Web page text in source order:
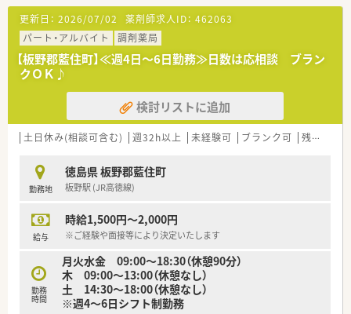
応援体制が整っています。
■薬剤師が働きやすい環境を整える為にも、20坪以上を確保し
ての出店を基準とされている為、広めの調剤室の設計が多いで
す。
〈こんな方にもおススメです〉
■1日フルタイムでのご勤務が難しい方
■枚数少なめですので復帰等で少しずつ慣れていきたい方
などお気軽にお問い合わせください！
【募集背景と求める人物像について】
■今回は欠員補充に伴う急募案件となっており、在宅業務などに
も自ら進んで取り組める方を歓迎しています。
■ブランクのある方でも相談可能であり、前向きに学習を続ける
意欲のある方を募集しています。
■年齢不問で幅広い層の薬剤師を受け入れており、周囲と協力し
ながら円滑に業務を進められる方が理想です。
【法人特徴について】
■徳島県内に15店舗の調剤薬局を展開しており、ドミナント戦
■社長自身が薬剤師であるため現場の視点を大切にしており、働
きやすさを追求した設備投資を続けています。
■全店舗で地域体制加算を算定しており、地域医療の担い手とし
【求人情報について】
援勤務時には時給アップの加算があります。
■パート勤務の方も扶養内での調整が可能であり、それぞれのラ
イフスタイルに合わせた働き方を相談できます。
■土日祝日が休みとなるシフト制を採用しているため、家族との
更新日： 2026/07/02 薬剤師求人ID： 462063
パート・アルバイト
調剤薬局
【板野郡藍住町】≪週4日～6日勤務≫日数は応相談 ブラン
クＯＫ♪
検討リストに追加
土日休み(相談可含む) 週32h以上 未経験可 ブランク可 残業なし(ほぼなし含む)
勤務地
徳島県 板野郡藍住町
板野駅 (JR高徳線)
給与
時給1,500円～2,000円
※ご経験や面接等により決定いたします
勤務
時間
月火水金 09:00～18:30（休憩90分）
木 09:00～13:00（休憩なし）
土 14:30～18:00（休憩なし）
※週4～6日シフト制勤務